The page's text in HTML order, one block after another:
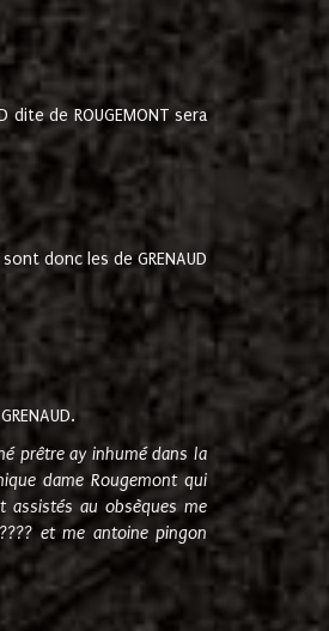
de ROUGEMONT sera
donc les de GRENAUD
prêtre ay inhumé dans la
dame Rougemont qui
assistés au obsèques me
et me antoine pingon